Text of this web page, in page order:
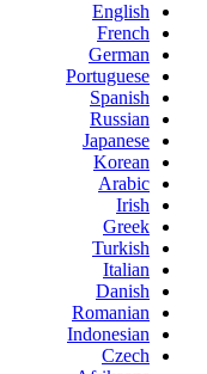
English
French
German
Portuguese
Spanish
Russian
Japanese
Korean
Arabic
Irish
Greek
Turkish
Italian
Danish
Romanian
Indonesian
Czech